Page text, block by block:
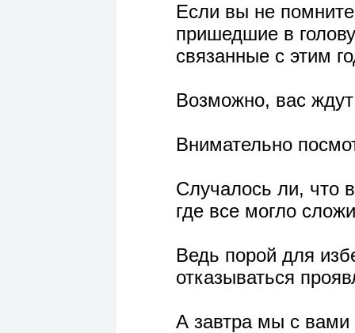
Если вы не
пришедшие в
связанные с этим
Возможно, вас
Внимательно
Случалось ли, что
где все могло
Ведь порой для
отказываться
А завтра мы с вами